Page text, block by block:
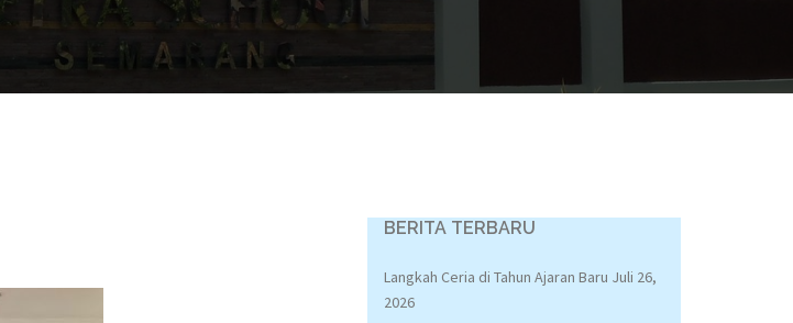
BERITA TERBARU
Langkah Ceria di Tahun Ajaran Baru Juli 26,
2026